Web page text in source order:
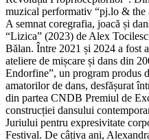
muzical performativ “pj.lo & the
A semnat coregrafia, joacă și
“Lizica” (2023) de Alex
Bălan. Între 2021 și 2024 a fost
ateliere de mișcare și dans din
Endorfine”, un program produs
amatorilor de dans, desfășurat
din partea CNDB Premiul de
construcției dansului
Juriului pentru expresivitate
Festival. De câțiva ani,